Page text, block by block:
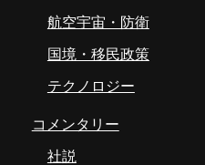
航空宇宙・防衛
国境・移民政策
テクノロジー
コメンタリー
社説